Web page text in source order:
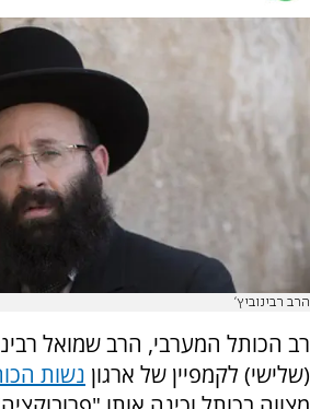
הרב רבינוביץ'
רב הכותל המערבי, הרב שמואל
(שלישי) לקמפיין של ארגון נשות